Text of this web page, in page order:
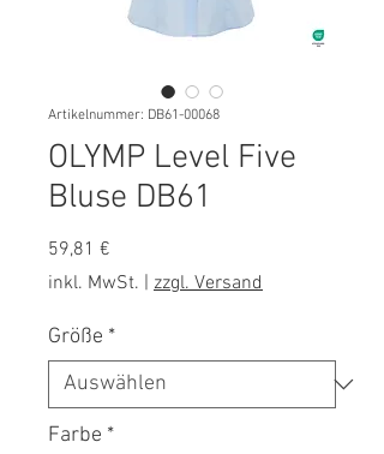
Artikelnummer: DB61-00068
OLYMP Level Five
Bluse DB61
59,81 €
inkl. MwSt.
zzgl. Versand
Größe *
Farbe *